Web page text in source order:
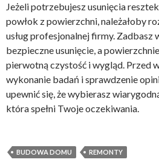
Jeżeli potrzebujesz usunięcia
powłok z powierzchni, należałoby
usług profesjonalnej firmy. Zadbasz
bezpieczne usunięcie, a
pierwotną czystość i wygląd. Przed
wykonanie badań i sprawdzenie
upewnić się, że wybierasz
która spełni Twoje oczekiwania.
BUDOWA DOMU REMONTY